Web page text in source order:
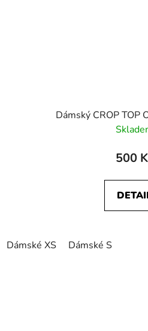
Dámský CROP TOP
500
Dámské XS Dámské S